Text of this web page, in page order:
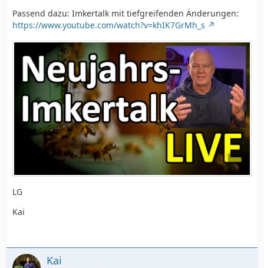
Passend dazu: Imkertalk mit tiefgreifenden Änderungen:
https://www.youtube.com/watch?v=khIK7GrMh_s
LG
Kai
Kai